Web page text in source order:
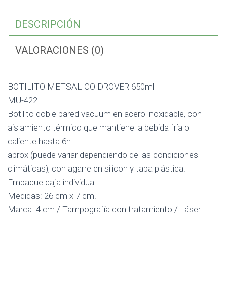
DESCRIPCIÓN
VALORACIONES (0)
BOTILITO METSALICO DROVER 650ml
MU-422
Botilito doble pared vacuum en acero inoxidable, con
aislamiento térmico que mantiene la bebida fría o
caliente hasta 6h
aprox (puede variar dependiendo de las condiciones
climáticas), con agarre en silicon y tapa plástica.
Empaque caja individual.
Medidas: 26 cm x 7 cm.
Marca: 4 cm / Tampografía con tratamiento / Láser.